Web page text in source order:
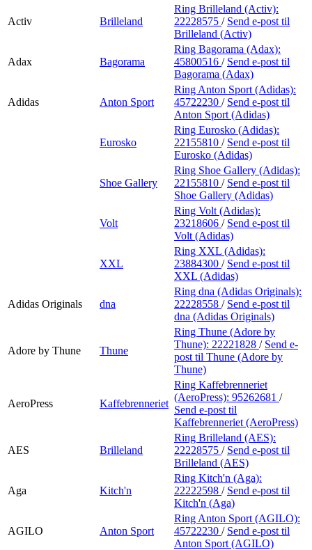
Activ Brilleland
Ring Brilleland (Activ):
22228575 / Send e-post til
Brilleland (Activ)
Adax Bagorama
Ring Bagorama (Adax):
45800516 / Send e-post til
Bagorama (Adax)
Adidas Anton Sport
Ring Anton Sport (Adidas):
45722230 / Send e-post til
Anton Sport (Adidas)
Eurosko
Ring Eurosko (Adidas):
22155810 / Send e-post til
Eurosko (Adidas)
Shoe Gallery
Ring Shoe Gallery (Adidas):
22155810 / Send e-post til
Shoe Gallery (Adidas)
Volt
Ring Volt (Adidas):
23218606 / Send e-post til
Volt (Adidas)
XXL
Ring XXL (Adidas):
23884300 / Send e-post til
XXL (Adidas)
Adidas Originals dna
Ring dna (Adidas Originals):
22228558 / Send e-post til
dna (Adidas Originals)
Adore by Thune Thune
Ring Thune (Adore by
Thune): 22221828 / Send e-
post til Thune (Adore by
Thune)
AeroPress Kaffebrenneriet
Ring Kaffebrenneriet
(AeroPress): 95262681 /
Send e-post til
Kaffebrenneriet (AeroPress)
AES Brilleland
Ring Brilleland (AES):
22228575 / Send e-post til
Brilleland (AES)
Aga Kitch'n
Ring Kitch'n (Aga):
22222598 / Send e-post til
Kitch'n (Aga)
AGILO Anton Sport
Ring Anton Sport (AGILO):
45722230 / Send e-post til
Anton Sport (AGILO)